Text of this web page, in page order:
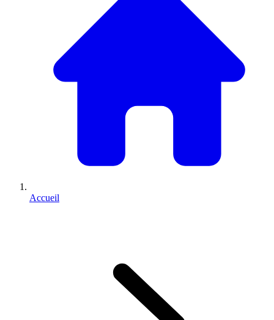
Accueil